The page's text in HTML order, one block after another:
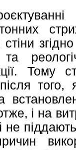
та
Тому
того,
і на
не